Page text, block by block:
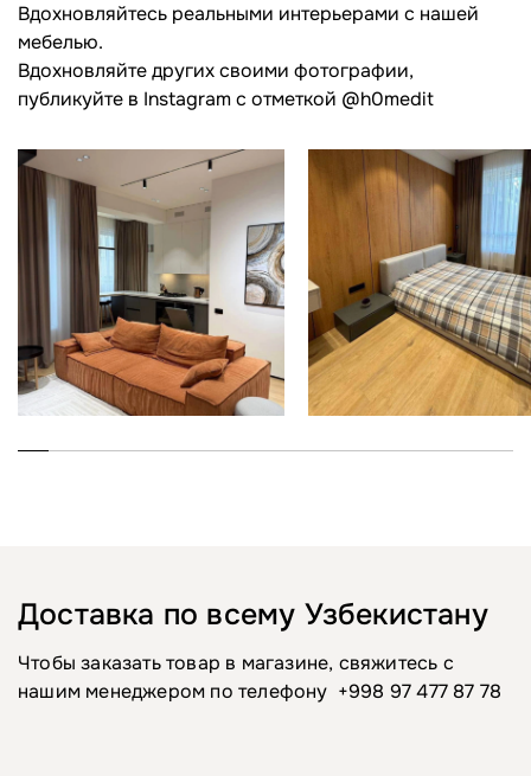
Вдохновляйтесь реальными интерьерами с нашей
мебелью.
Вдохновляйте других своими фотографии,
публикуйте в Instagram c отметкой @h0medit
Доставка по всему Узбекистану
Чтобы заказать товар в магазине, свяжитесь с
нашим менеджером по телефону +998 97 477 87 78